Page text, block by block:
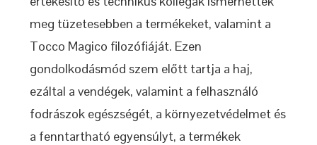
meg tüzetesebben a termékeket, valamint a
Tocco Magico filozófiáját. Ezen
gondolkodásmód szem előtt tartja a haj,
ezáltal a vendégek, valamint a felhasználó
fodrászok egészségét, a környezetvédelmet és
a fenntartható egyensúlyt, a termékek